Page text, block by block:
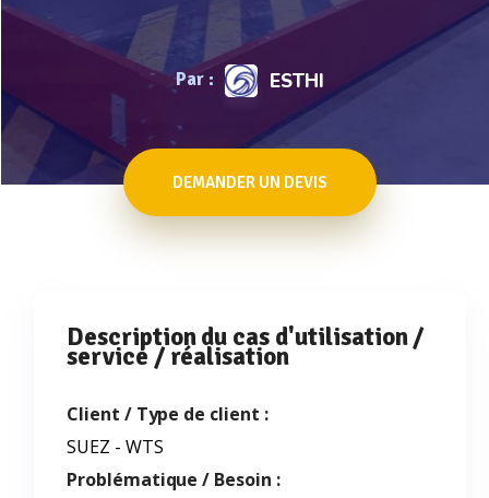
Par : ESTHI
DEMANDER UN DEVIS
Description du cas d'utilisation /
service / réalisation
Client / Type de client :
SUEZ - WTS
Problématique / Besoin :